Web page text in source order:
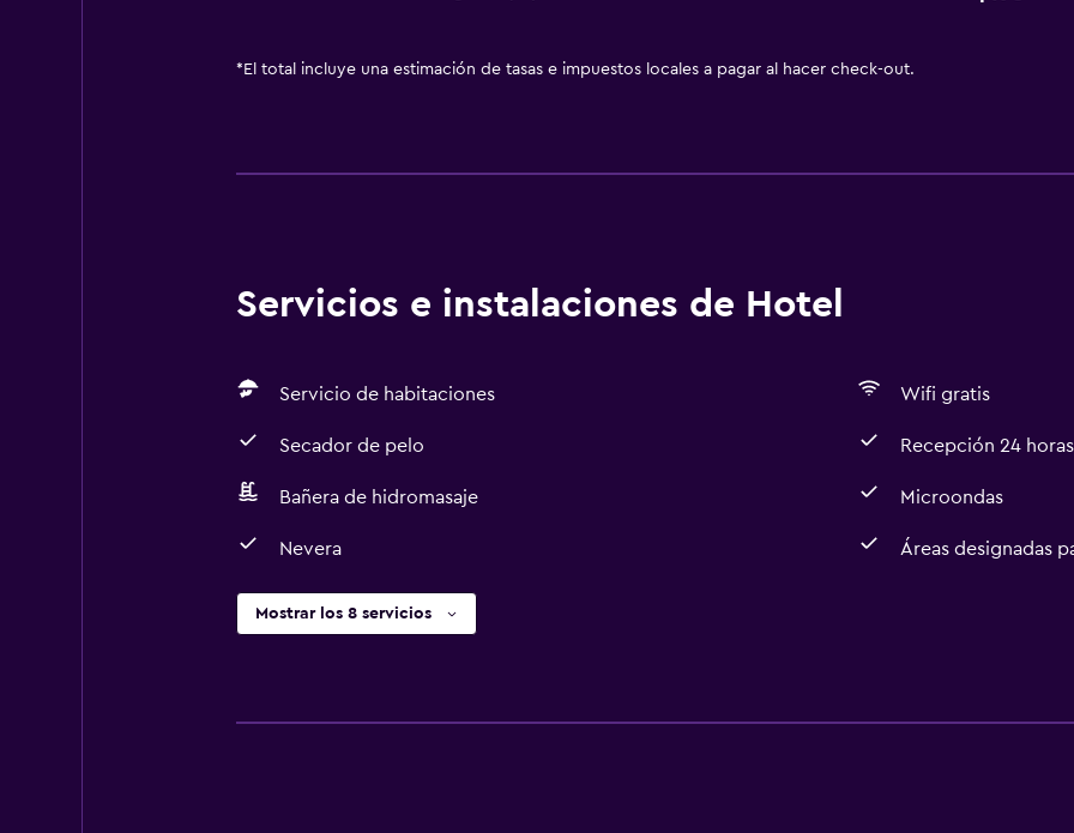
* El total incluye una estimación de tasas e impuestos locales a pagar al hacer check-out.
Servicios e instalaciones de Hotel
Servicio de habitaciones Wifi gratis
Secador de pelo Recepción 24 horas
Bañera de hidromasaje Microondas
Nevera Áreas designadas
Mostrar los 8 servicios